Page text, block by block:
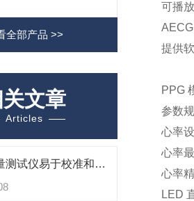
全部产品 >>
文章
Articles
除颤效应能量测试仪易于校准和维护
可播
提供
PPG
参数
心率
心率
心率
LED